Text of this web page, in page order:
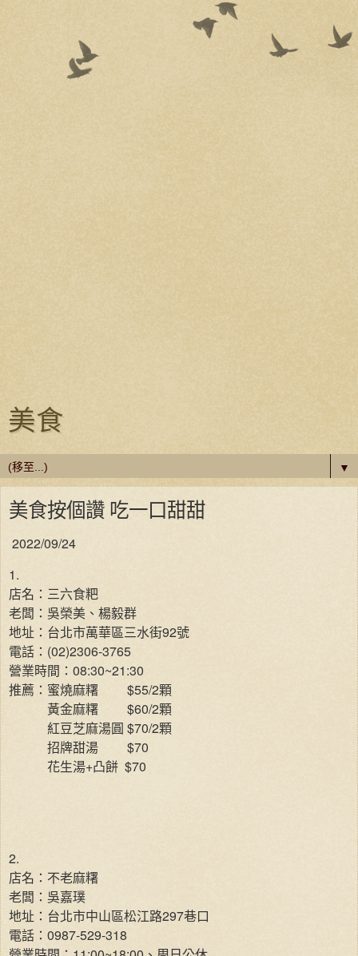
美食
▼
美食按個讚 吃一口甜甜
2022/09/24
1.
店名：三六食粑
老闆：吳榮美、楊毅群
地址：台北市萬華區三水街92號
電話：(02)2306-3765
營業時間：08:30~21:30
推薦：蜜燒麻糬
$55/2顆
黃金麻糬
$60/2顆
紅豆芝麻湯圓 $70/2顆
招牌甜湯
$70
花生湯+凸餅 $70
2.
店名：不老麻糬
老闆：吳嘉璞
地址：台北市中山區松江路297巷口
電話：0987-529-318